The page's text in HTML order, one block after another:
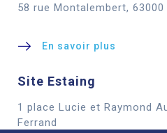
58 rue Montalembert,
En savoir plus
Site Estaing
1 place Lucie et Raymond
Ferrand